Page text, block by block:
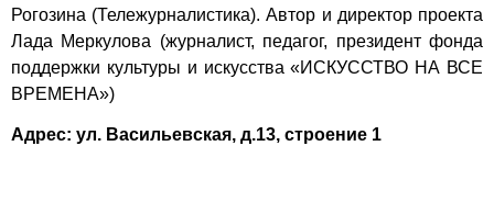
Рогозина (Тележурналистика). Автор и директор проекта
Лада Меркулова (журналист, педагог, президент фонда
поддержки культуры и искусства «ИСКУССТВО НА ВСЕ
ВРЕМЕНА»)
Адрес: ул. Васильевская, д.13, строение 1